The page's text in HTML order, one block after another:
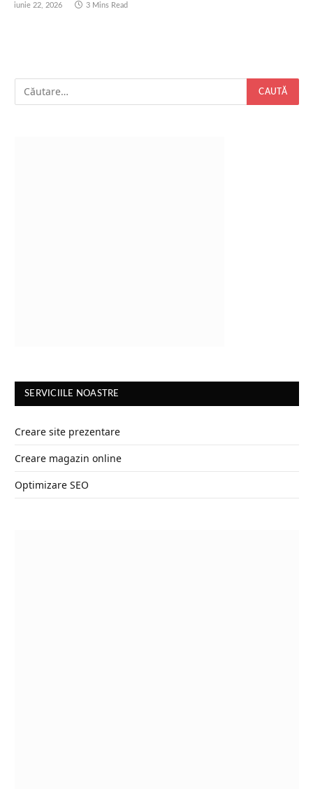
iunie 22, 2026 3 Mins Read
SERVICIILE NOASTRE
Creare site prezentare
Creare magazin online
Optimizare SEO